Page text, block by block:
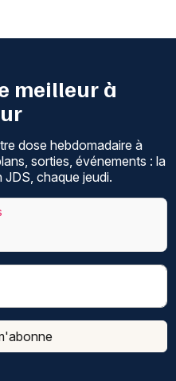
meilleur à
dose hebdomadaire à
sorties, événements : la
chaque jeudi.